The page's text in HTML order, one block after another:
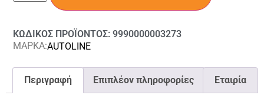
ΚΩΔΙΚΟΣ ΠΡΟΪΟΝΤΟΣ: 9990000003273
ΜΑΡΚΑ:AUTOLINE
Περιγραφή Επιπλέον πληροφορίες Εταιρία